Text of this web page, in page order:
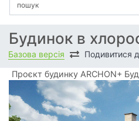
Будинок в
Базова версія Подивитися
Проєкт будинку ARCHON+